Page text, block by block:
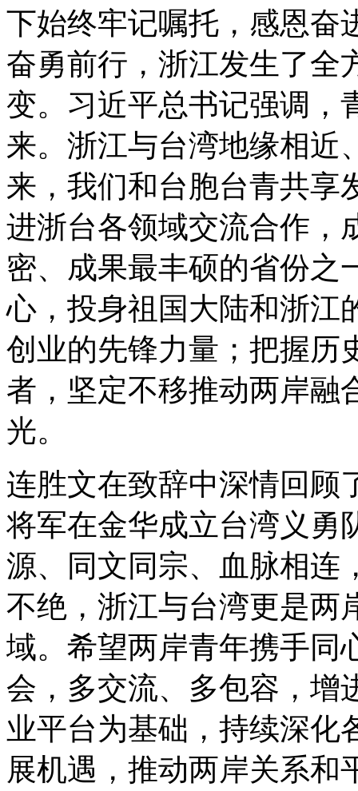
下始终牢记嘱托，感恩奋
奋勇前行，浙江发生了全
变。习近平总书记强调，
来。浙江与台湾地缘相近
来，我们和台胞台青共享
进浙台各领域交流合作，
密、成果最丰硕的省份之
心，投身祖国大陆和浙江
创业的先锋力量；把握历
者，坚定不移推动两岸融
光。
连胜文在致辞中深情回顾
将军在金华成立台湾义勇
源、同文同宗、血脉相连
不绝，浙江与台湾更是两
域。希望两岸青年携手同
会，多交流、多包容，增
业平台为基础，持续深化
展机遇，推动两岸关系和